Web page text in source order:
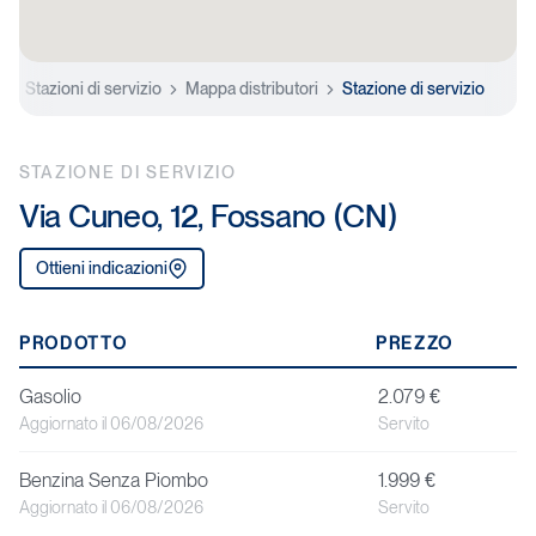
Stazioni di servizio Mappa distributori Stazione di servizio
STAZIONE DI SERVIZIO
Via Cuneo, 12, Fossano (CN)
Ottieni indicazioni
P
r
o
o
PRODOTTO PREZZO
Gasolio
Aggiornato il 06/08/2026
2.079 €
Servito
Benzina Senza Piombo
Aggiornato il 06/08/2026
1.999 €
Servito